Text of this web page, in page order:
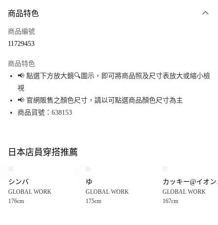
信用卡一次付款
Apple Pay
街口支付
悠遊付
全盈+PAY
【大哥付你分期使用說明】
1.本服務由台灣大哥大提供，台灣大哥大用戶可立即使用無須另外申請。
2.付款方式選擇「大哥付你分期」，訂單成立後會自動跳轉到大哥付的交易
AFTEE先享後付
商品特色
商品編號
11729453
商品特色
📢 點選下方放大鏡🔍圖示，即可將商品照及尺寸表放大或縮小檢
視
📢 官網販售之顏色尺寸，請以可點選商品顏色尺寸為主
商品貨號：638153
日本店員穿搭推薦
シンバ
GLOBAL WORK
176cm
ゆ
GLOBAL WORK
175cm
カ
GLOBAL WORK
167cm